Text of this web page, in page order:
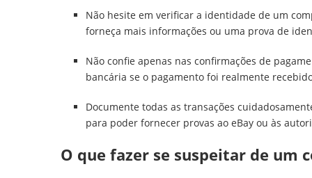
Não hesite em verificar a identidade de um
forneça mais informações ou uma prova de
Não confie apenas nas confirmações de
bancária se o pagamento foi realmente
Documente todas as transações
para poder fornecer provas ao eBay ou às
O que fazer se suspeitar de um